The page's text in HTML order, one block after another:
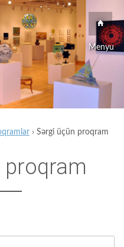
Menyu
› Sərgi üçün proqram
proqram